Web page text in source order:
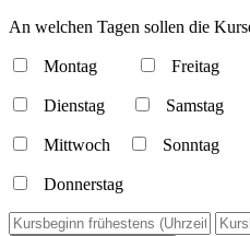
An welchen Tagen sollen die
Montag Freitag
Dienstag Samstag
Mittwoch Sonntag
Donnerstag